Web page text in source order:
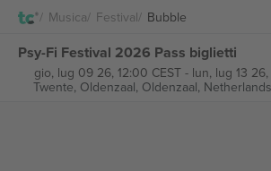
Musica Festival Bubble
Psy-Fi Festival 2026 Pass biglietti
gio, lug 09 26, 12:00 CEST- lun, lug 13
Twente, Oldenzaal, Oldenzaal, Netherlands